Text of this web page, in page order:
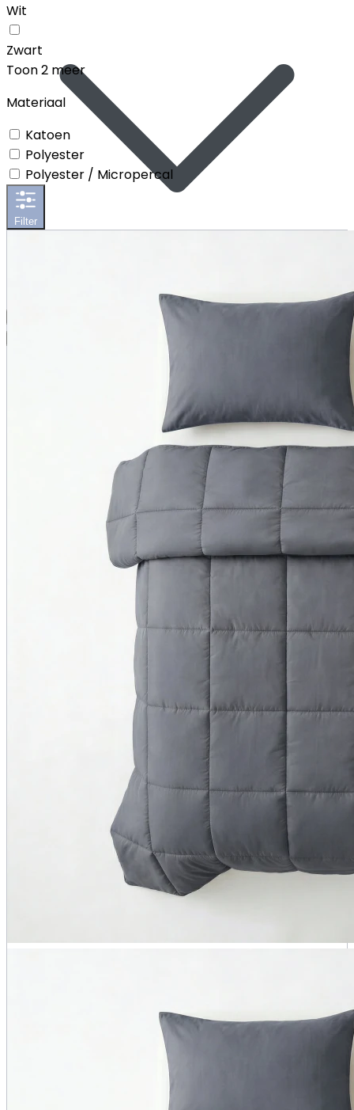
Wit
Zwart
Toon 2 meer
Materiaal
Katoen
Polyester
Polyester / Micropercal
Filter